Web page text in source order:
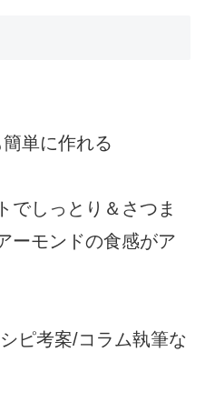
単に作れる
でしっとり＆さつま
ーモンドの食感がア
ピ考案/コラム執筆な